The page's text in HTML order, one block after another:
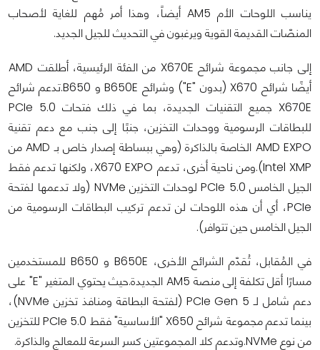
يناسب اللوحات الأم AM5 أيضاً، وهذا أمر مُهم للغاية لأصحاب
المنصّات القديمة القوية ويرغبون في التحديث للجيل الجديد.
إلى جانب مجموعة شرائح X670E من الفئة الرئيسية، أطلقت AMD
أيضًا شرائح X670 (بدون "E") وشرائح B650E و B650.تدعم شرائح
X670E جميع التقنيات الجديدة، بما في ذلك فتحات PCIe 5.0
للبطاقات الرسومية ووحدات التخزين، جنبًا إلى جنب مع دعم تقنية
AMD EXPO الخاصة بالذاكرة (وهي ببساطة إصدار خاص بـ AMD من
Intel XMP).ومن ناحية أخرى، تدعم X670 EXPO، ولكنها تدعم فقط
الجيل الخامس PCIe 5.0 لوحدات التخزين NVMe (ولا تدعمها لفتحة
PCIe، أي أن هذه اللوحات لن تدعم تركيب البطاقات الرسومية من
الجيل الخامس حين تتوافر).
في المُقابل، تُقدّم الشرائح الأخرى، B650E و B650 للمستخدمين
مسارًا أقل تكلفة إلى منصة AM5 الجديدة.حيث يحتوي المتغير "E" على
دعم شامل لـ PCIe Gen 5 (لفتحة البطاقة ومنافذ تخزين NVMe)،
بينما تدعم مجموعة شرائح X650 "الأساسية" فقط PCIe 5.0 للتخزين
من نوع NVMe.وتدعم كلا المجموعتين كسر السرعة للمعالج والذاكرة.